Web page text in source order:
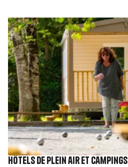
Image
Hôtels de plein air et Campings